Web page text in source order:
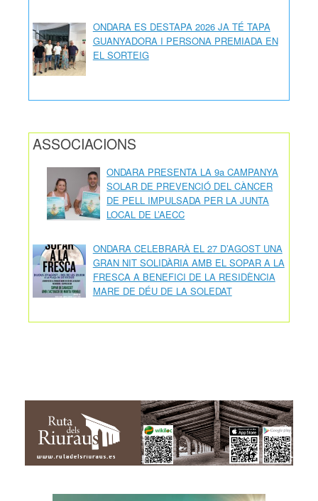
ONDARA ES DESTAPA 2026 JA TÉ TAPA
GUANYADORA I PERSONA PREMIADA EN
EL SORTEIG
ASSOCIACIONS
ONDARA PRESENTA LA 9a CAMPANYA
SOLAR DE PREVENCIÓ DEL CÀNCER
DE PELL IMPULSADA PER LA JUNTA
LOCAL DE L’AECC
ONDARA CELEBRARÀ EL 27 D’AGOST UNA
GRAN NIT SOLIDÀRIA AMB EL SOPAR A LA
FRESCA A BENEFICI DE LA RESIDÈNCIA
MARE DE DÉU DE LA SOLEDAT